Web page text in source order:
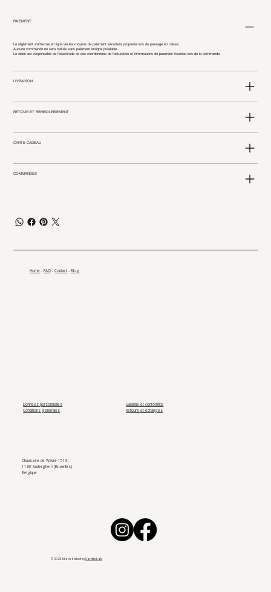
PAIEMENT
Le règlement s’effectue en ligne via les moyens de paiement sécurisés proposés lors du passage en caisse.
Aucune commande ne sera traitée sans paiement intégral préalable.
Le client est responsable de l’exactitude de ses coordonnées de facturation et informations de paiement fournies lors de la commande
LIVRAISON
RETOUR ET REMBOURSEMENT
CARTE CADEAU
COMMANDES
Home -FAQ -Contact -Blog
Données personnelles
Conditions générales
Chaussée de Wavre 1513,
1160 Auderghem (Bruxelles)
Belgique
Garantie et conformité
Retours et échanges
© 2025 Site created byCarotteLab